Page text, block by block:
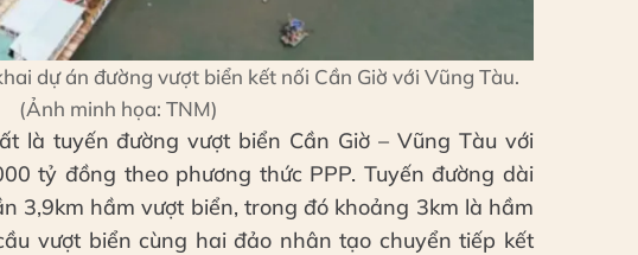
dự án đường vượt biển kết nối Cần Giờ với Vũng Tàu.
(Ảnh minh họa: TNM)
là tuyến đường vượt biển Cần Giờ – Vũng Tàu với
tỷ đồng theo phương thức PPP. Tuyến đường dài
3,9km hầm vượt biển, trong đó khoảng 3km là hầm
vượt biển cùng hai đảo nhân tạo chuyển tiếp kết